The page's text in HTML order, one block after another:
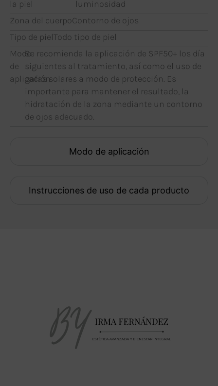
Modo de aplicación
Instrucciones de uso de cada producto
la piel
luminosidad
Zona del cuerpoContorno de ojos
Tipo de pielTodo tipo de piel
Modo
de
aplicación
Se recomienda la aplicación de SPF50+ los día
siguientes al tratamiento, así como el uso de
gafas solares a modo de protección. Es
importante para mantener el resultado, la
hidratación de la zona mediante un contorno
de ojos adecuado.